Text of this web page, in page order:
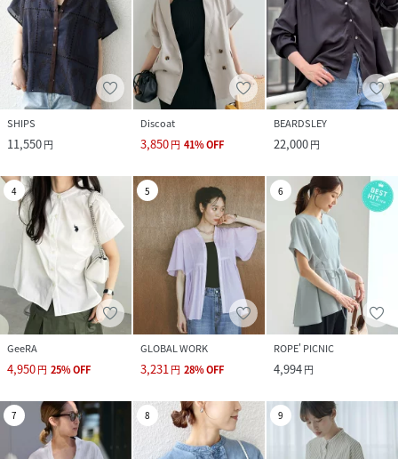
SHIPS
11,550円
Discoat
3,850円 41%OFF
BEARDSLEY
22,000円
4
GeeRA
4,950円 25%OFF
5
GLOBAL WORK
3,231円 28%OFF
6
ROPE' PICNIC
4,994円
7 8 9